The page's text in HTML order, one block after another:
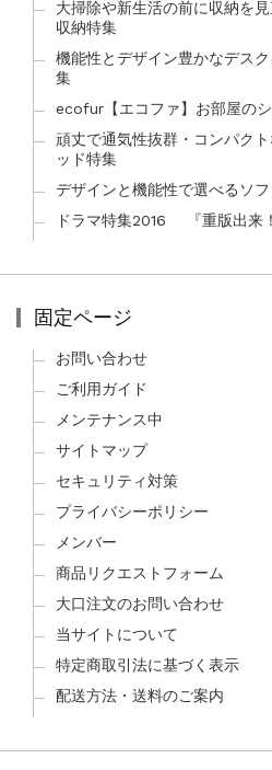
大掃除や新生活の前に収納を
収納特集
機能性とデザイン豊かなデス
集
ecofur【エコファ】お部屋のシ
頑丈で通気性抜群・コンパク
ッド特集
デザインと機能性で選べるソ
ドラマ特集2016 『重版出来
固定ページ
お問い合わせ
ご利用ガイド
メンテナンス中
サイトマップ
セキュリティ対策
プライバシーポリシー
メンバー
商品リクエストフォーム
大口注文のお問い合わせ
当サイトについて
特定商取引法に基づく表示
配送方法・送料のご案内